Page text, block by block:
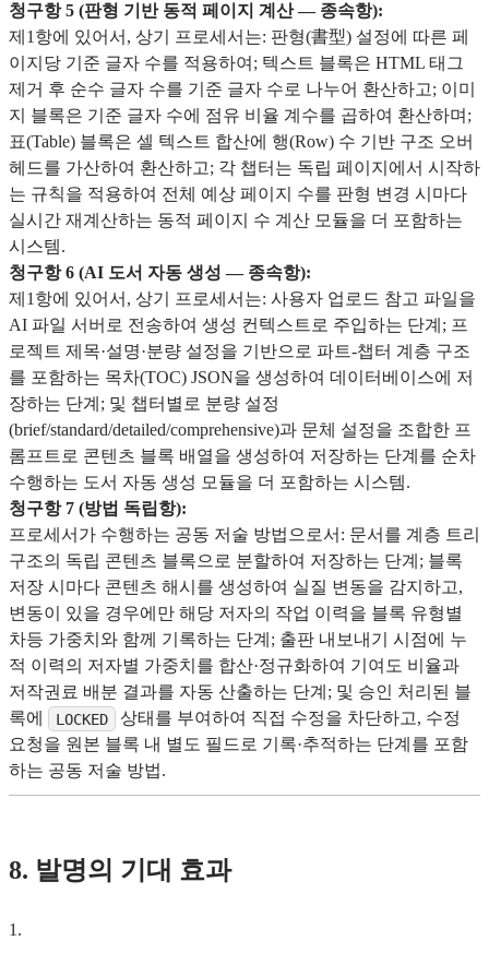
청구항 5 (판형 기반 동적 페이지 계산 — 종속항):
제1항에 있어서, 상기 프로세서는: 판형(書型) 설정에 따른 페
이지당 기준 글자 수를 적용하여; 텍스트 블록은 HTML 태그
제거 후 순수 글자 수를 기준 글자 수로 나누어 환산하고; 이미
지 블록은 기준 글자 수에 점유 비율 계수를 곱하여 환산하며;
표(Table) 블록은 셀 텍스트 합산에 행(Row) 수 기반 구조 오버
헤드를 가산하여 환산하고; 각 챕터는 독립 페이지에서 시작하
는 규칙을 적용하여 전체 예상 페이지 수를 판형 변경 시마다
실시간 재계산하는 동적 페이지 수 계산 모듈을 더 포함하는
시스템.
청구항 6 (AI 도서 자동 생성 — 종속항):
제1항에 있어서, 상기 프로세서는: 사용자 업로드 참고 파일을
AI 파일 서버로 전송하여 생성 컨텍스트로 주입하는 단계; 프
로젝트 제목·설명·분량 설정을 기반으로 파트-챕터 계층 구조
를 포함하는 목차(TOC) JSON을 생성하여 데이터베이스에 저
장하는 단계; 및 챕터별로 분량 설정
(brief/standard/detailed/comprehensive)과 문체 설정을 조합한 프
롬프트로 콘텐츠 블록 배열을 생성하여 저장하는 단계를 순차
수행하는 도서 자동 생성 모듈을 더 포함하는 시스템.
청구항 7 (방법 독립항):
프로세서가 수행하는 공동 저술 방법으로서: 문서를 계층 트리
구조의 독립 콘텐츠 블록으로 분할하여 저장하는 단계; 블록
저장 시마다 콘텐츠 해시를 생성하여 실질 변동을 감지하고,
변동이 있을 경우에만 해당 저자의 작업 이력을 블록 유형별
차등 가중치와 함께 기록하는 단계; 출판 내보내기 시점에 누
적 이력의 저자별 가중치를 합산·정규화하여 기여도 비율과
저작권료 배분 결과를 자동 산출하는 단계; 및 승인 처리된 블
록에
LOCKED
상태를 부여하여 직접 수정을 차단하고, 수정
요청을 원본 블록 내 별도 필드로 기록·추적하는 단계를 포함
하는 공동 저술 방법.
8. 발명의 기대 효과
1 .